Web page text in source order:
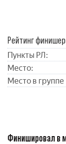
Рейтинг
Пункты РЛ:
Место:
Место в группе
Финишировал в